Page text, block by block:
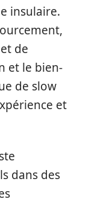
insulaire.
et de
et le bien-
de slow
et
dans des